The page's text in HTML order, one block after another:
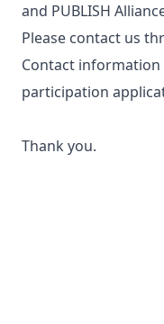
and PUBLISH
Please contact us
Contact information
participation
Thank you.